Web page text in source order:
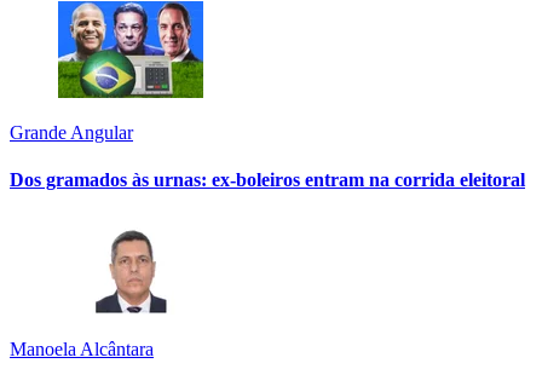
Grande Angular
Dos gramados às urnas: ex-boleiros entram na corrida eleitoral
Manoela Alcântara